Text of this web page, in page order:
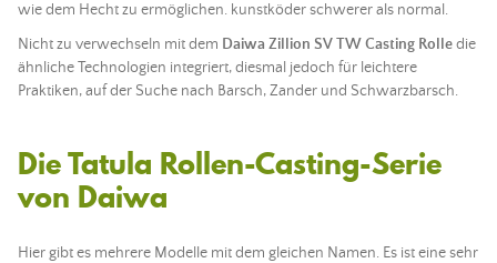
wie dem Hecht zu ermöglichen. kunstköderschwerer als normal.
Nicht zu verwechseln mit dem Daiwa Zillion SV TW Casting Rolledie
ähnliche Technologien integriert, diesmal jedoch für leichtere
Praktiken, auf der Suche nach Barsch, Zander und Schwarzbarsch.
Die Tatula Rollen-Casting-Serie
von Daiwa
Hier gibt es mehrere Modelle mit dem gleichen Namen. Es ist eine sehr